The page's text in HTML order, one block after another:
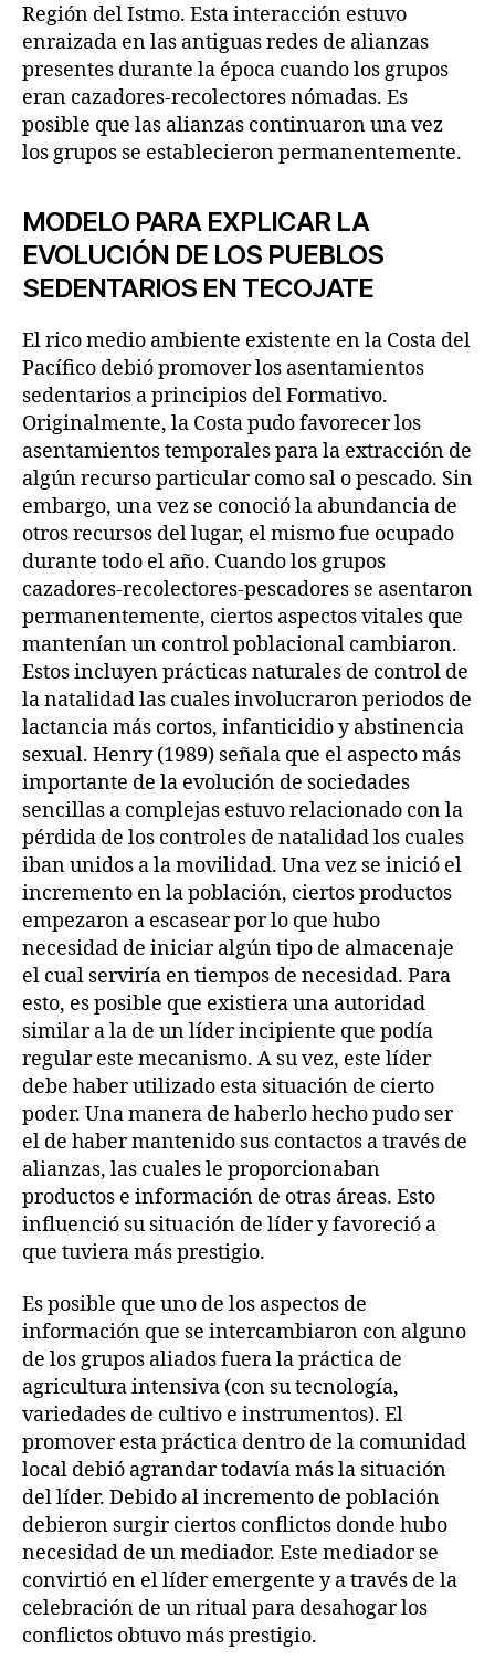
Región del Istmo. Esta interacción estuvo
enraizada en las antiguas redes de alianzas
presentes durante la época cuando los grupos
eran cazadores-recolectores nómadas. Es
posible que las alianzas continuaron una vez
los grupos se establecieron permanentemente.
MODELO PARA EXPLICAR LA
EVOLUCIÓN DE LOS PUEBLOS
SEDENTARIOS EN TECOJATE
El rico medio ambiente existente en la Costa del
Pacífico debió promover los asentamientos
sedentarios a principios del Formativo.
Originalmente, la Costa pudo favorecer los
asentamientos temporales para la extracción de
algún recurso particular como sal o pescado. Sin
embargo, una vez se conoció la abundancia de
otros recursos del lugar, el mismo fue ocupado
durante todo el año. Cuando los grupos
cazadores-recolectores-pescadores se asentaron
permanentemente, ciertos aspectos vitales que
mantenían un control poblacional cambiaron.
Estos incluyen prácticas naturales de control de
la natalidad las cuales involucraron periodos de
lactancia más cortos, infanticidio y abstinencia
sexual. Henry (1989) señala que el aspecto más
importante de la evolución de sociedades
sencillas a complejas estuvo relacionado con la
pérdida de los controles de natalidad los cuales
iban unidos a la movilidad. Una vez se inició el
incremento en la población, ciertos productos
empezaron a escasear por lo que hubo
necesidad de iniciar algún tipo de almacenaje
el cual serviría en tiempos de necesidad. Para
esto, es posible que existiera una autoridad
similar a la de un líder incipiente que podía
regular este mecanismo. A su vez, este líder
debe haber utilizado esta situación de cierto
poder. Una manera de haberlo hecho pudo ser
el de haber mantenido sus contactos a través de
alianzas, las cuales le proporcionaban
productos e información de otras áreas. Esto
influenció su situación de líder y favoreció a
que tuviera más prestigio.
Es posible que uno de los aspectos de
información que se intercambiaron con alguno
de los grupos aliados fuera la práctica de
agricultura intensiva (con su tecnología,
variedades de cultivo e instrumentos). El
promover esta práctica dentro de la comunidad
local debió agrandar todavía más la situación
del líder. Debido al incremento de población
debieron surgir ciertos conflictos donde hubo
necesidad de un mediador. Este mediador se
convirtió en el líder emergente y a través de la
celebración de un ritual para desahogar los
conflictos obtuvo más prestigio.